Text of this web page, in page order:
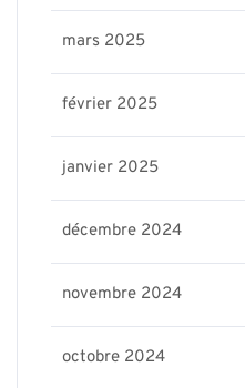
mars 2025
février 2025
janvier 2025
décembre 2024
novembre 2024
octobre 2024